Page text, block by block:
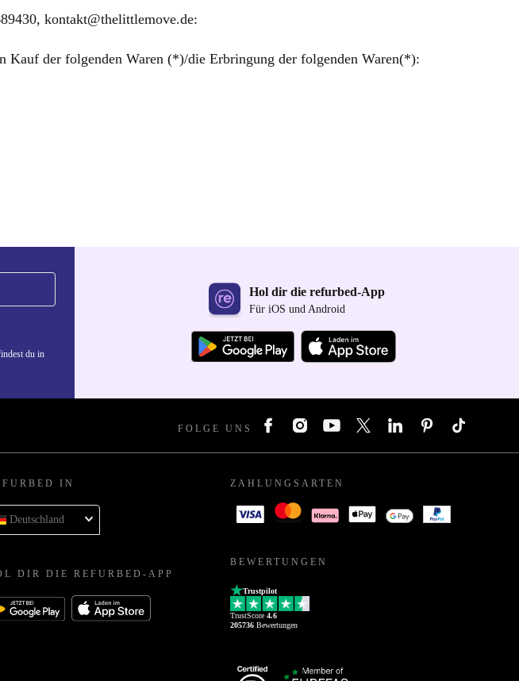
kontakt@thelittlemove.de:
der folgenden Waren (*)/die Erbringung der folgenden Waren(*):
du in
Hol dir die refurbed-App
Für iOS und Android
FOLGE UNS
IN
Deutschland
DIR DIE REFURBED-APP
ZAHLUNGSARTEN
BEWERTUNGEN
Trustpilot
TrustScore 4.6
205736 Bewertungen